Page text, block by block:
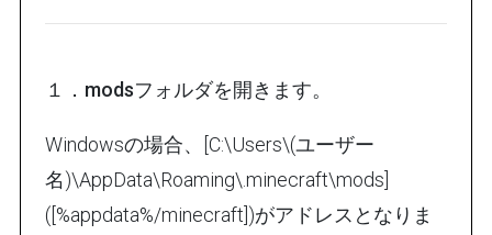
１．modsフォルダを開きます。
Windowsの場合、[C:\Users\(ユーザー
名)\AppData\Roaming\.minecraft\mods]
([%appdata%/minecraft])がアドレスとなりま